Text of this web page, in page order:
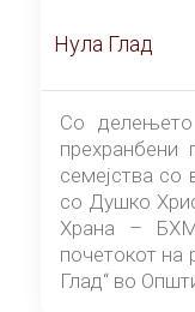
Нула Глад
Со
прехранбени
семејства со
со Душко
Храна –
почетокот на
Глад“ во